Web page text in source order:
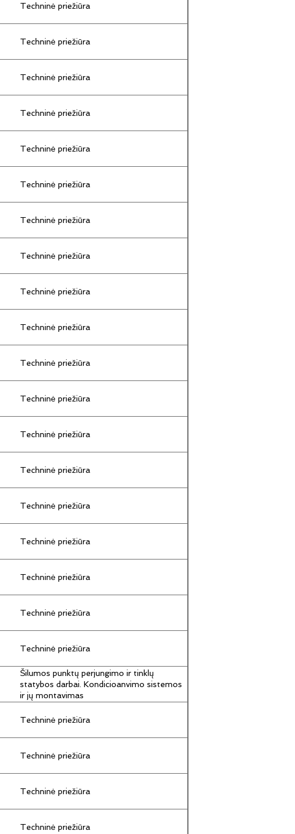
Techninė priežiūra
Techninė priežiūra
Techninė priežiūra
Techninė priežiūra
Techninė priežiūra
Techninė priežiūra
Techninė priežiūra
Techninė priežiūra
Techninė priežiūra
Techninė priežiūra
Techninė priežiūra
Techninė priežiūra
Techninė priežiūra
Techninė priežiūra
Techninė priežiūra
Techninė priežiūra
Techninė priežiūra
Techninė priežiūra
Techninė priežiūra
Šilumos punktų perjungimo ir tinklų
statybos darbai. Kondicioanvimo sistemos
ir jų montavimas
Techninė priežiūra
Techninė priežiūra
Techninė priežiūra
Techninė priežiūra